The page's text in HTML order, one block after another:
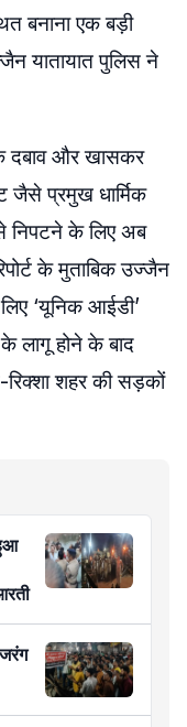
बनाना एक बड़ी
यातायात पुलिस ने
दबाव और खासकर
जैसे प्रमुख धार्मिक
निपटने के लिए अब
के मुताबिक उज्जैन
‘यूनिक आईडी’
लागू होने के बाद
शहर की सड़कों